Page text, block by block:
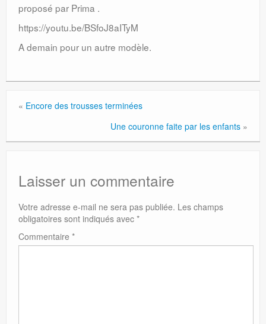
proposé par Prima .
https://youtu.be/BSfoJ8aITyM
A demain pour un autre modèle.
« Encore des trousses terminées
Une couronne faite par les enfants »
Laisser un commentaire
Votre adresse e-mail ne sera pas publiée. Les champs
obligatoires sont indiqués avec *
Commentaire *